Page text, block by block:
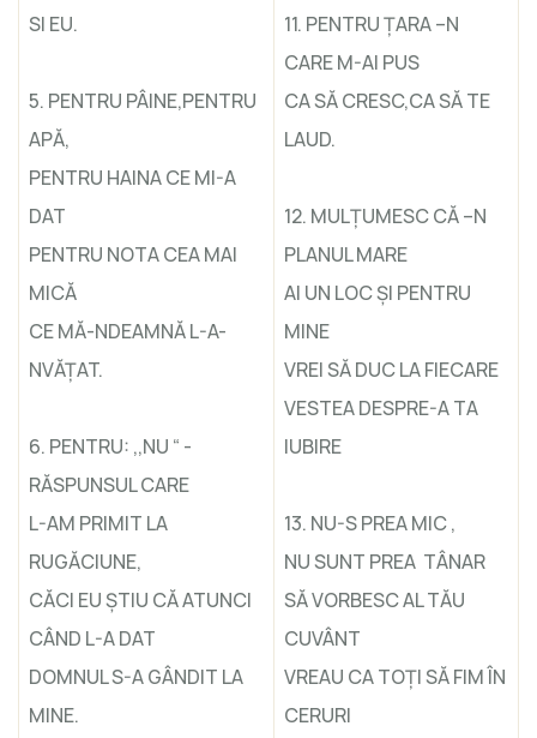
SI EU.
5. PENTRU PÂINE,PENTRU
APĂ,
PENTRU HAINA CE MI-A
DAT
PENTRU NOTA CEA MAI
MICĂ
CE MĂ-NDEAMNĂ L-A-
NVĂŢAT.
6. PENTRU: ,,NU “ -
RĂSPUNSUL CARE
L-AM PRIMIT LA
RUGĂCIUNE,
CĂCI EU ŞTIU CĂ ATUNCI
CÂND L-A DAT
DOMNUL S-A GÂNDIT LA
MINE.
11. PENTRU ŢARA –N
CARE M-AI PUS
CA SĂ CRESC,CA SĂ TE
LAUD.
12. MULŢUMESC CĂ –N
PLANUL MARE
AI UN LOC ŞI PENTRU
MINE
VREI SĂ DUC LA FIECARE
VESTEA DESPRE-A TA
IUBIRE
13. NU-S PREA MIC ,
NU SUNT PREA TÂNAR
SĂ VORBESC AL TĂU
CUVÂNT
VREAU CA TOŢI SĂ FIM ÎN
CERURI